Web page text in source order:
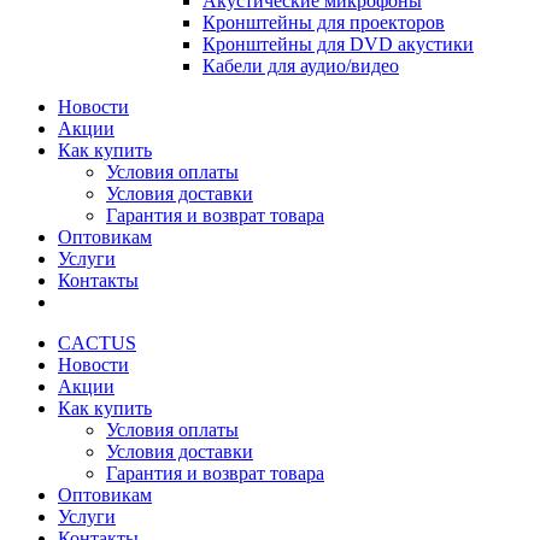
Кронштейны для проекторов
Кронштейны для DVD акустики
Кабели для аудио/видео
Новости
Акции
Как купить
Условия оплаты
Условия доставки
Гарантия и возврат товара
Оптовикам
Услуги
Контакты
CACTUS
Новости
Акции
Как купить
Условия оплаты
Условия доставки
Гарантия и возврат товара
Оптовикам
Услуги